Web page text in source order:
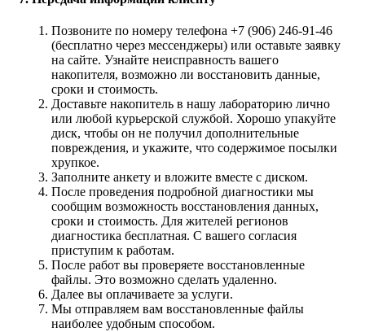
Позвоните по номеру телефона +7 (906) 246-91-46
(бесплатно через мессенджеры) или оставьте заявку
на сайте. Узнайте неисправность вашего
накопителя, возможно ли восстановить данные,
сроки и стоимость.
Доставьте накопитель в нашу лабораторию лично
или любой курьерской службой. Хорошо упакуйте
диск, чтобы он не получил дополнительные
повреждения, и укажите, что содержимое посылки
хрупкое.
Заполните анкету и вложите вместе с диском.
После проведения подробной диагностики мы
сообщим возможность восстановления данных,
сроки и стоимость. Для жителей регионов
диагностика бесплатная. С вашего согласия
приступим к работам.
После работ вы проверяете восстановленные
файлы. Это возможно сделать удаленно.
Далее вы оплачиваете за услуги.
Мы отправляем вам восстановленные файлы
наиболее удобным способом.